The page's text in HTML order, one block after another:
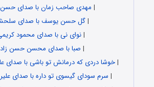
| مهدی صاحب زمان با صدای
|گل حسن یوسف با صدای
|نوای نی با صدای محمود
| صبا با صدای محسن حسن
|خوشا دردی که درمانش تو باشی با صدای
| سرم سودای گیسوی تو داره با صدای